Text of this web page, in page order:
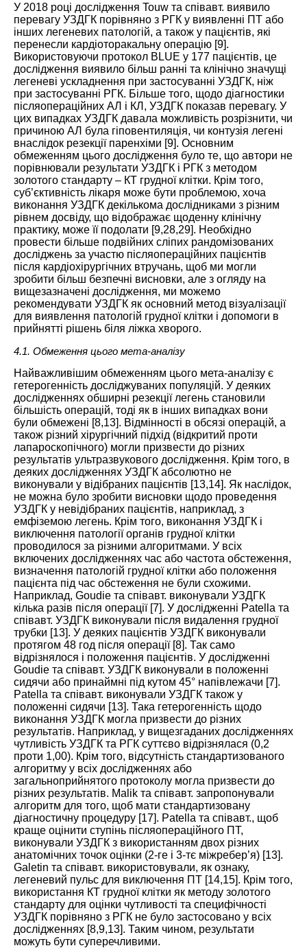
У 2018 році дослідження Touw та співавт. виявило
перевагу УЗДГК порівняно з РГК у виявленні ПТ або
інших легеневих патологій, а також у пацієнтів, які
перенесли кардіоторакальну операцію [9].
Використовуючи протокол BLUE у 177 пацієнтів, це
дослідження виявило більш ранні та клінічно значущі
легеневі ускладнення при застосуванні УЗДГК, ніж
при застосуванні РГК. Більше того, щодо діагностики
післяопераційних АЛ і КЛ, УЗДГК показав перевагу. У
цих випадках УЗДГК давала можливість розрізнити, чи
причиною АЛ була гіповентиляція, чи контузія легені
внаслідок резекції паренхіми [9]. Основним
обмеженням цього дослідження було те, що автори не
порівнювали результати УЗДГК і РГК з методом
золотого стандарту – КТ грудної клітки. Крім того,
суб’єктивність лікаря може бути проблемою, хоча
виконання УЗДГК декількома дослідниками з різним
рівнем досвіду, що відображає щоденну клінічну
практику, може її подолати [9,28,29]. Необхідно
провести більше подвійних сліпих рандомізованих
досліджень за участю післяопераційних пацієнтів
після кардіохірургічних втручань, щоб ми могли
зробити більш безпечні висновки, але з огляду на
вищезазначені дослідження, ми можемо
рекомендувати УЗДГК як основний метод візуалізації
для виявлення патологій грудної клітки і допомоги в
прийнятті рішень біля ліжка хворого.
4.1. Обмеження цього мета-аналізу
Найважливішим обмеженням цього мета-аналізу є
гетерогенність досліджуваних популяцій. У деяких
дослідженнях обширні резекції легень становили
більшість операцій, тоді як в інших випадках вони
були обмежені [8,13]. Відмінності в обсязі операцій, а
також різний хірургічний підхід (відкритий проти
лапароскопічного) могли призвести до різних
результатів ультразвукового дослідження. Крім того, в
деяких дослідженнях УЗДГК абсолютно не
виконували у відібраних пацієнтів [13,14]. Як наслідок,
не можна було зробити висновки щодо проведення
УЗДГК у невідібраних пацієнтів, наприклад, з
емфіземою легень. Крім того, виконання УЗДГК і
виключення патології органів грудної клітки
проводилося за різними алгоритмами. У всіх
включених дослідженнях час або частота обстеження,
визначення патологій грудної клітки або положення
пацієнта під час обстеження не були схожими.
Наприклад, Goudie та співавт. виконували УЗДГК
кілька разів після операції [7]. У дослідженні Patella та
співавт. УЗДГК виконували після видалення грудної
трубки [13]. У деяких пацієнтів УЗДГК виконували
протягом 48 год після операції [8]. Так само
відрізнялося і положення пацієнтів. У дослідженні
Goudie та співавт. УЗДГК виконували в положенні
сидячи або принаймні під кутом 45° напівлежачи [7].
Patella та співавт. виконували УЗДГК також у
положенні сидячи [13]. Така гетерогенність щодо
виконання УЗДГК могла призвести до різних
результатів. Наприклад, у вищезгаданих дослідженнях
чутливість УЗДГК та РГК суттєво відрізнялася (0,2
проти 1,00). Крім того, відсутність стандартизованого
алгоритму у всіх дослідженнях або
загальноприйнятого протоколу могла призвести до
різних результатів. Malik та співавт. запропонували
алгоритм для того, щоб мати стандартизовану
діагностичну процедуру [17]. Patella та співавт., щоб
краще оцінити ступінь післяопераційного ПТ,
виконували УЗДГК з використанням двох різних
анатомічних точок оцінки (2-ге і 3-тє міжребер’я) [13].
Galetin та співавт. використовували, як ознаку,
легеневий пульс для виключення ПТ [14,15]. Крім того,
використання КТ грудної клітки як методу золотого
стандарту для оцінки чутливості та специфічності
УЗДГК порівняно з РГК не було застосовано у всіх
дослідженнях [8,9,13]. Таким чином, результати
можуть бути суперечливими.